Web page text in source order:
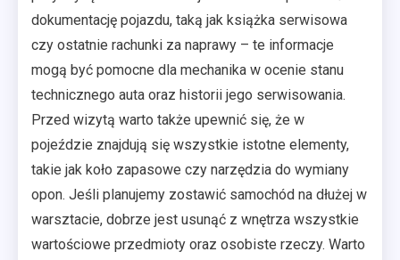
dokumentację pojazdu, taką jak książka serwisowa
czy ostatnie rachunki za naprawy – te informacje
mogą być pomocne dla mechanika w ocenie stanu
technicznego auta oraz historii jego serwisowania.
Przed wizytą warto także upewnić się, że w
pojeździe znajdują się wszystkie istotne elementy,
takie jak koło zapasowe czy narzędzia do wymiany
opon. Jeśli planujemy zostawić samochód na dłużej w
warsztacie, dobrze jest usunąć z wnętrza wszystkie
wartościowe przedmioty oraz osobiste rzeczy. Warto